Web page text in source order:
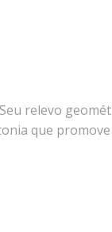
relevo
que